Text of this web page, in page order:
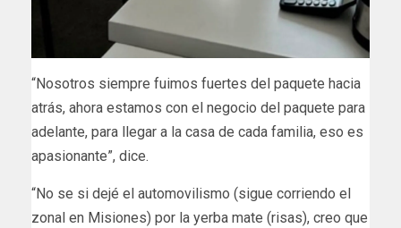
“Nosotros siempre fuimos fuertes del paquete hacia
atrás, ahora estamos con el negocio del paquete para
adelante, para llegar a la casa de cada familia, eso es
apasionante”, dice.
“No se si dejé el automovilismo (sigue corriendo el
zonal en Misiones) por la yerba mate (risas), creo que